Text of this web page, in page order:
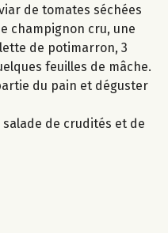
de tomates séchées
champignon cru, une
de potimarron, 3
feuilles de mâche.
du pain et déguster
salade de crudités et de